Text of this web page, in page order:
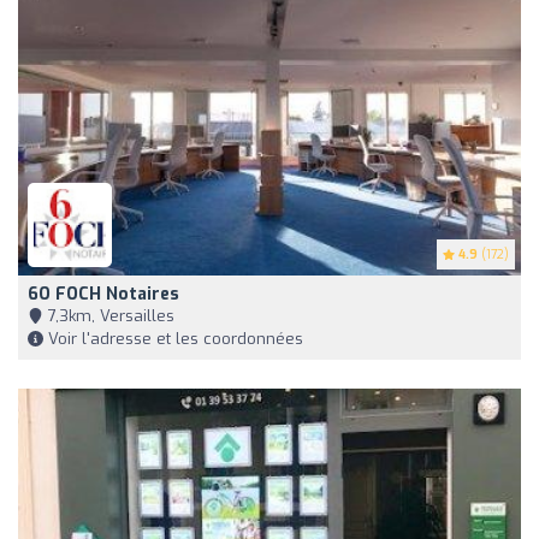
4.9 (172)
6O FOCH Notaires
7,3km, Versailles
Voir l'adresse et les coordonnées